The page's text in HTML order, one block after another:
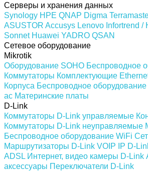
Серверы и хранения данных
Synology HPE QNAP Digma
ASUSTOR Accusys Lenovo Infortrend /
Sonnet Huawei YADRO QSAN
Сетевое оборудование
Mikrotik
Оборудование SOHO Беспроводное
Коммутаторы Комплектующие
Корпуса Беспроводное оборудование
ас Материнские платы
D-Link
Коммутаторы D-Link управляемые
Коммутаторы D-Link неуправляемые
Беспроводное оборудование WiFi
Маршрутизаторы D-Link VOIP IP D-
ADSL Интернет, видео камеры D-Link
аксессуары Переключатели D-Link